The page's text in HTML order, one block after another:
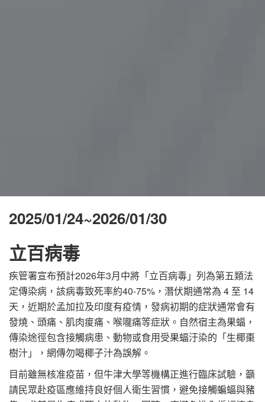
2025/01/24~2026/01/30
立百病毒
疾管署宣布預計2026年3月中將「立百病毒」列為第五類法
定傳染病，該病毒致死率約40-75%，潛伏期通常為 4 至 14
天，近期於孟加拉及印度有疫情，發病初期的症狀通常會有
發燒、頭痛、肌肉痠痛、喉嚨痛等症狀。自然宿主為果蝠，
傳染途徑包含接觸病患、動物或食用受果蝠汙染的「生椰棗
樹汁」，網傳勿喝椰子汁為誤解。
目前雖無核准疫苗，但牛津大學等機構正進行臨床試驗，籲
請民眾赴疫區應維持良好個人衛生習慣，避免接觸蝙蝠與豬